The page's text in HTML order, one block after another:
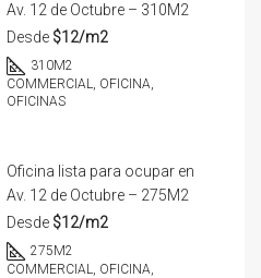
Av. 12 de Octubre – 310M2
Desde $12/m2
310M2
COMMERCIAL, OFICINA,
OFICINAS
Oficina lista para ocupar en
Av. 12 de Octubre – 275M2
Desde $12/m2
275M2
COMMERCIAL, OFICINA,